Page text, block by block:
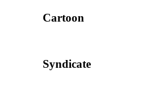
Cartoon
Syndicate